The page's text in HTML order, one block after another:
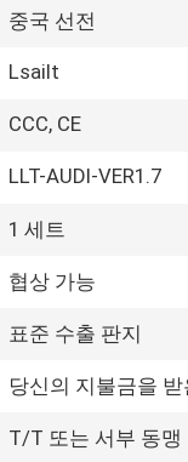
중국 선전
Lsailt
CCC, CE
LLT-AUDI-VER1.7
1 세트
협상 가능
표준 수출 판지
당신의 지불금을
T/T 또는 서부 동맹